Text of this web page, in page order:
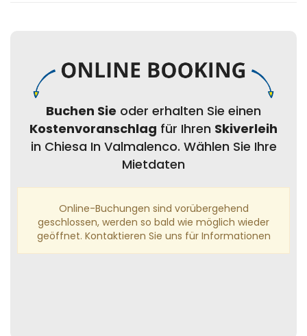
Buchen Sie oder erhalten Sie einen
Kostenvoranschlag für Ihren Skiverleih
in Chiesa In Valmalenco. Wählen Sie Ihre
Mietdaten
Online-Buchungen sind vorübergehend
geschlossen, werden so bald wie möglich wieder
geöffnet. Kontaktieren Sie uns für Informationen